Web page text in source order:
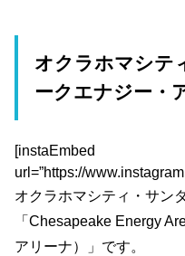
オクラホマシテ
ークエナジー・
[instaEmbed
url=”https://
オクラホマシティ・サン
「Chesapeake Energy
アリーナ）」です。